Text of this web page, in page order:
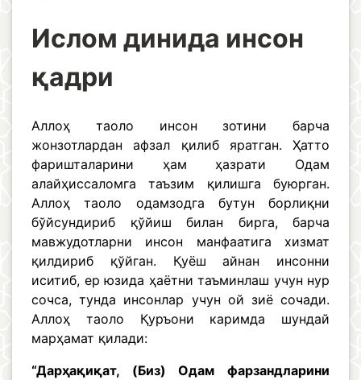
Ислом динида инсон
қадри
Аллоҳ таоло инсон зотини барча
жонзотлардан афзал қилиб яратган. Ҳатто
фаришталарини ҳам ҳазрати Одам
алайҳиссаломга таъзим қилишга буюрган.
Аллоҳ таоло одамзодга бутун борлиқни
бўйсундириб қўйиш билан бирга, барча
мавжудотларни инсон манфаатига хизмат
қилдириб қўйган. Қуёш айнан инсонни
иситиб, ер юзида ҳаётни таъминлаш учун нур
сочса, тунда инсонлар учун ой зиё сочади.
Аллоҳ таоло Қуръони каримда шундай
марҳамат қилади:
“Дарҳақиқат, (Биз) Одам фарзандларини